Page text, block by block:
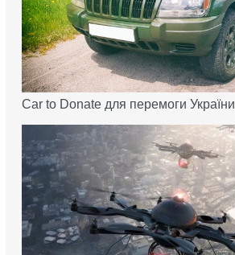
Car to Donate для перемоги України